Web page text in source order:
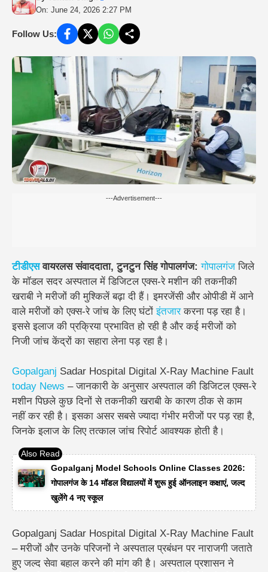
On: June 24, 2026 2:27 PM
Follow Us:
---Advertisement---
टीडीएसवायरलस संवाददाता, टुनटुन सिंहगोपालगंज: गोपालगंजजिले
के मॉडल सदर अस्पताल में डिजिटल एक्स-रे मशीन की तकनीकी
खराबी ने मरीजों की मुश्किलें बढ़ा दी हैं। इमरजेंसी और ओपीडी में आने
वाले मरीजों को एक्स-रे जांच के लिए घंटोंइंतजारकरना पड़ रहा है।
इससे इलाज की प्रक्रिया प्रभावित हो रही है और कई मरीजों को
निजी जांच केंद्रों का सहारा लेना पड़ रहा है।
Gopalganj Sadar Hospital Digital X-Ray Machine Fault
today News – जानकारी के अनुसार अस्पताल की डिजिटल एक्स-रे
मशीन पिछले कुछ दिनों से तकनीकी खराबी के कारण ठीक से काम
नहीं कर रही है। इसका असर सबसे ज्यादा गंभीर मरीजों पर पड़ रहा है,
जिनके इलाज के लिए तत्काल जांच रिपोर्ट आवश्यक होती है।
Gopalganj Model Schools Online Classes 2026:
गोपालगंज के 14 मॉडल विद्यालयों में शुरू हुई ऑनलाइन कक्षाएं, जल्द
खुलेंगे 4 नए स्कूल
Gopalganj Sadar Hospital Digital X-Ray Machine Fault
– मरीजों और उनके परिजनों ने अस्पताल प्रबंधन पर नाराजगी जताते
हुए जल्द सेवा बहाल करने की मांग की है। अस्पताल प्रशासन ने